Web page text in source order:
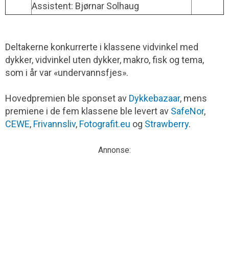
Assistent: Bjørnar Solhaug
Deltakerne konkurrerte i klassene vidvinkel med
dykker, vidvinkel uten dykker, makro, fisk og tema,
som i år var «undervannsfjes».
Hovedpremien ble sponset av Dykkebazaar, mens
premiene i de fem klassene ble levert av SafeNor,
CEWE, Frivannsliv, Fotografit.eu og Strawberry.
Annonse: